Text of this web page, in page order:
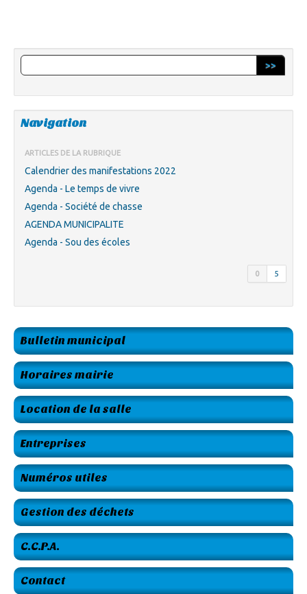
>>
Navigation
ARTICLES DE LA RUBRIQUE
Calendrier des manifestations 2022
Agenda - Le temps de vivre
Agenda - Société de chasse
AGENDA MUNICIPALITE
Agenda - Sou des écoles
0 5
Bulletin municipal
Horaires mairie
Location de la salle
Entreprises
Numéros utiles
Gestion des déchets
C.C.P.A.
Contact